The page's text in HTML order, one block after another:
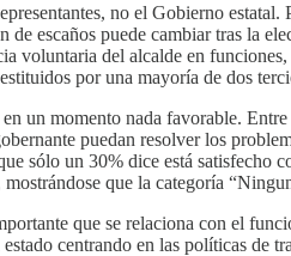
no el Gobierno
escaños puede cambiar tras la
voluntaria del alcalde en
por una mayoría de dos
un momento nada favorable.
puedan resolver los
sólo un 30% dice está
que la categoría
que se relaciona con el
centrando en las políticas